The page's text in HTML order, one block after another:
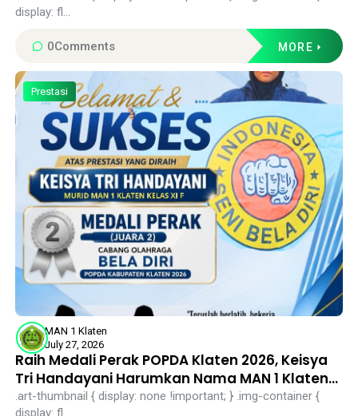
display: fl...
0Comments MORE
Prestasi
MAN 1 Klaten
July 27, 2026
Raih Medali Perak POPDA Klaten 2026, Keisya
Tri Handayani Harumkan Nama MAN 1 Klaten
di Cabor Bela Diri
.art-thumbnail { display: none !important; } .img-container {
display: fl...